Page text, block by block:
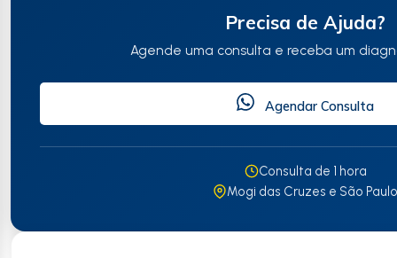
Precisa de Ajuda?
Agende uma consulta e receba um
Agendar Consulta
Consulta de 1 hora
Mogi das Cruzes e São Paulo